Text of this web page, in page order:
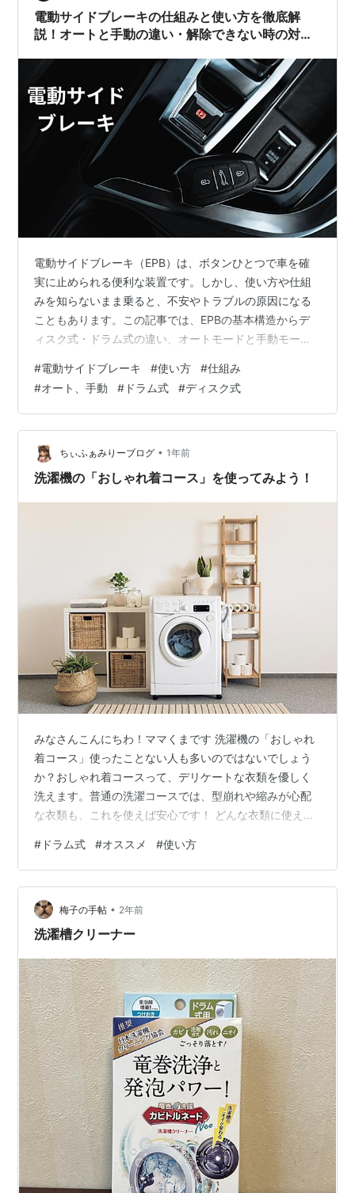
がネットでは多いです。 一方洗浄力は縦式に軍配があが
るのですが、その分が衣類が傷みやすいらしい…
電動サイドブレーキの仕組みと使い方を徹底解
説！オートと手動の違い・解除できない時の対処
電動サイドブレーキ（EPB）は、ボタンひとつで車を確
実に止められる便利な装置です。しかし、使い方や仕組
みを知らないまま乗ると、不安やトラブルの原因になる
こともあります。この記事では、EPBの基本構造からデ
ィスク式・ドラム式の違い、オートモードと手動モード
購入時の注意点まで、初心者でも分かるように詳しく解
説します。 この記事でわかること EPBの基本仕組みと操
作方法 ディスク式とドラム式の違いと特徴 オートモード
と手動モードの切り替え方と使い分け 操作トラブル事例
と具体的な対処法 坂道駐車や長時間駐車での安全ポイン
ト 中古車購入時のチェック方法や…
#電動サイドブレーキ #使い方 #仕組み
#オート、手動 # ドラム式 #ディスク式
ちぃふぁみりーブログ • 1年前
洗濯機の「おしゃれ着コース」を使ってみよう！
みなさんこんにちわ！ママくまです 洗濯機の「おしゃれ
着コース」使ったことない人も多いのではないでしょう
か？おしゃれ着コースって、デリケートな衣類を優しく
洗えます。普通の洗濯コースでは、型崩れや縮みが心配
な衣類も、これを使えば安心です！ どんな衣類に使える
しゃれ着コースは、ニットやワンピース、スーツなど、
繊細な素材や型崩れしやすい衣類にぴったり。特に、普
段はあまり洗濯しないような大事な洋服を洗うときにオ
ススメです。 どんな洗い方？ このコースでは、弱い水流
と軽めの脱水を使うので、衣類を優しく扱ってくれま
# ドラム式 #オススメ #使い方
梅子の手帖 • 2年前
洗濯槽クリーナー